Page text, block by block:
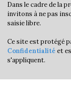
Dans le cadre de la
invitons à ne pas
saisie libre.
Ce site est protégé
Confidentialité et es
s'appliquent.